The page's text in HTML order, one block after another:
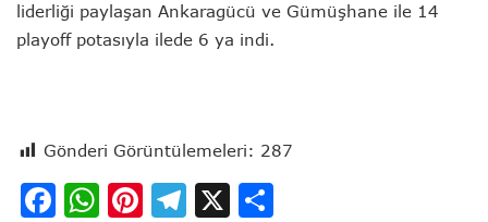
liderliği paylaşan Ankaragücü ve Gümüşhane ile 14
playoff potasıyla ilede 6 ya indi.
Gönderi Görüntülemeleri: 287
Facebook
WhatsApp
Pinterest
Telegram
X